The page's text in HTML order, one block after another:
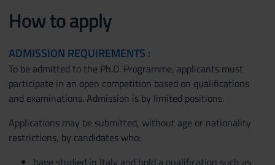
How to apply
ADMISSION REQUIREMENTS :
To be admitted to the Ph.D. Programme, applicants must
participate in an open competition based on qualifications
and examinations. Admission is by limited positions.
Applications may be submitted, without age or nationality
restrictions, by candidates who:
have studied in Italy and hold a qualification such as